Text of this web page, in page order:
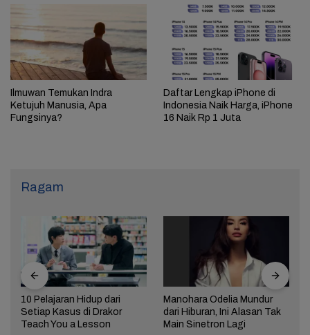
Ilmuwan Temukan Indra
Ketujuh Manusia, Apa
Fungsinya?
Daftar Lengkap iPhone di
Indonesia Naik Harga, iPhone
16 Naik Rp 1 Juta
Ragam
Manohara Odelia Mundur
dari Hiburan, Ini Alasan Tak
Main Sinetron Lagi
Lima Weton Ini Jadi Magnet
Rezeki dalam Primbon Jawa